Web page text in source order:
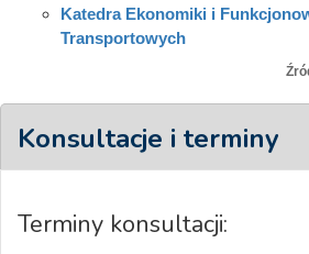
Katedra Ekonomiki i
Transportowych
Konsultacje i terminy
Terminy konsultacji: